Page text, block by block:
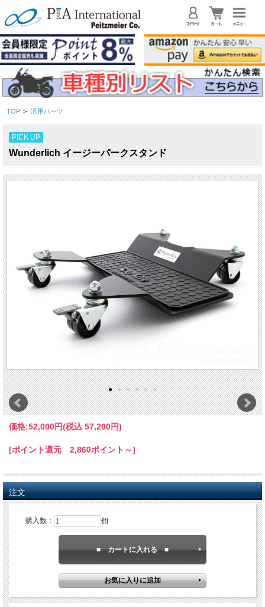
TOP > 汎用パーツ
PICK UP
Wunderlich イージーパークスタンド
価格:52,000円(税込 57,200円)
[ポイント還元 2,860ポイント～]
注文
購入数： 個